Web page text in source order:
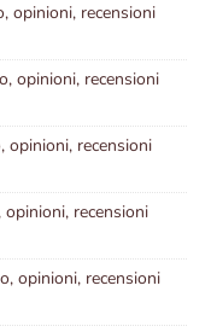
opinioni, recensioni
opinioni, recensioni
opinioni, recensioni
recensioni
opinioni, recensioni